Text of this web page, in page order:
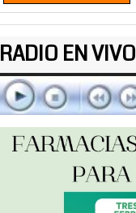
RADIO EN VIVO